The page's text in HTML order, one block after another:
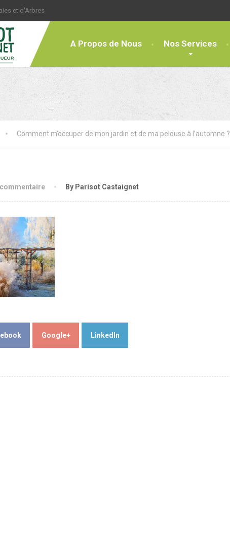
et d'Arbres
A Propos de Nous Nos Services
Comment m’occuper de mon jardin et de ma pelouse à l’automne ?
By Parisot Castaignet
Google+ LinkedIn